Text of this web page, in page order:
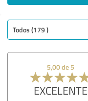
Todos (179 )
5,00 de 5
EXCELENTE